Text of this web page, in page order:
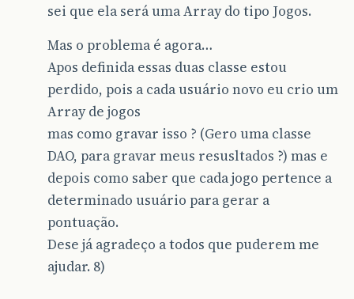
sei que ela será uma Array do tipo Jogos.
Mas o problema é agora…
Apos definida essas duas classe estou
perdido, pois a cada usuário novo eu crio um
Array de jogos
mas como gravar isso ? (Gero uma classe
DAO, para gravar meus resusltados ?) mas e
depois como saber que cada jogo pertence a
determinado usuário para gerar a
pontuação.
Dese já agradeço a todos que puderem me
ajudar. 8)